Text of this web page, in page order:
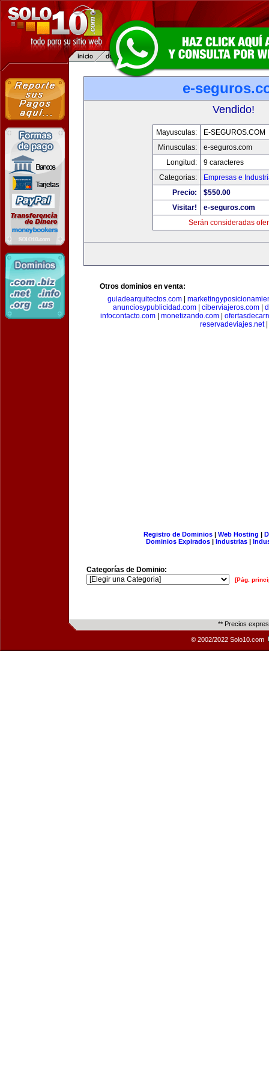
e-
Vendido!
Mayusculas:
E-SEGUROS.COM
Minusculas:
e-seguros.com
Longitud:
9 caracteres
Categorias:
Empresas e
Precio:
$550.00
Visitar!
e-seguros.com
Serán consideradas
Otros dominios en venta:
guiadearquitectos.com
anunciosypublicidad.com| ciberviajeros.com|
infocontacto.com
monetizando.com
reservadeviajes.net|
Registro de Dominios| Web Hosting |
Dominios Expirados | Industrias |
Categorías de Dominio:
[Pág.
** Precios
© 2002/2022 Solo10.com